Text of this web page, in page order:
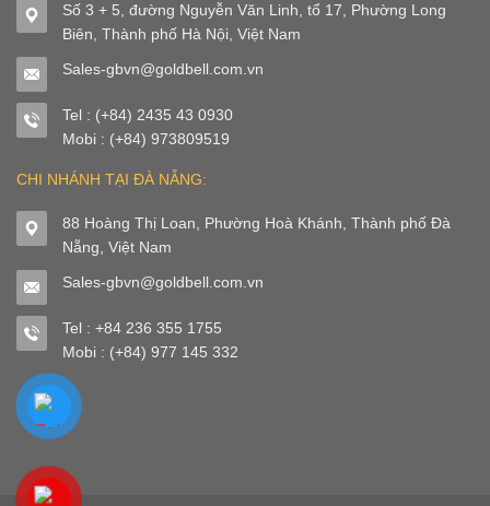
Số 3 + 5, đường Nguyễn Văn Linh, tổ 17, Phường Long
Biên, Thành phố Hà Nội, Việt Nam
Sales-gbvn@goldbell.com.vn
Tel : (+84) 2435 43 0930
Mobi : (+84) 973809519
CHI NHÁNH TẠI ĐÀ NẴNG:
88 Hoàng Thị Loan, Phường Hoà Khánh, Thành phố Đà
Nẵng, Việt Nam
Sales-gbvn@goldbell.com.vn
Tel : +84 236 355 1755
Mobi : (+84) 977 145 332